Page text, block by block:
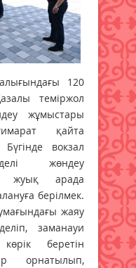
120
теміржол
жұмыстары
қайта
вокзал
жөндеу
жуық арада
берілмек.
жаяу
заманауи
беретін
орнатылып,